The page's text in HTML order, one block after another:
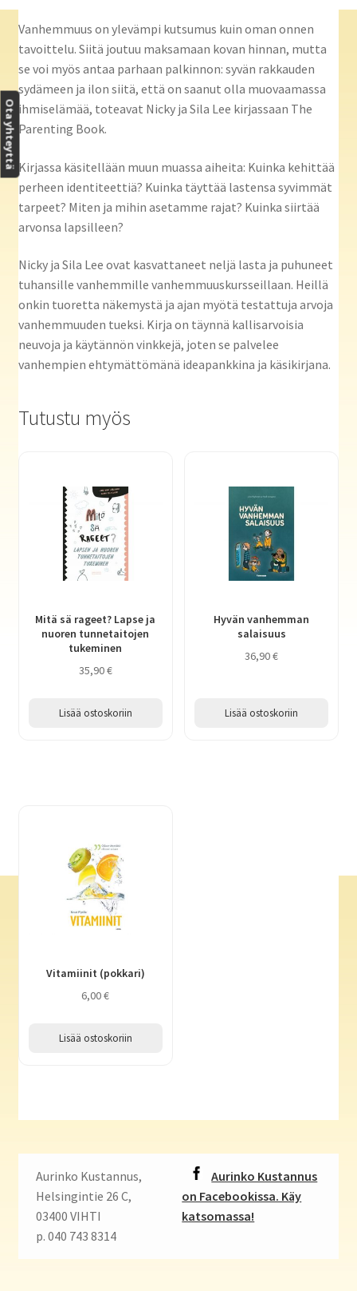
Vanhemmuus on ylevämpi kutsumus kuin oman onnen
tavoittelu. Siitä joutuu maksamaan kovan hinnan, mutta
se voi myös antaa parhaan palkinnon: syvän rakkauden
sydämeen ja ilon siitä, että on saanut olla muovaamassa
ihmiselämää, toteavat Nicky ja Sila Lee kirjassaan The
Parenting Book.
Kirjassa käsitellään muun muassa aiheita: Kuinka kehittää
perheen identiteettiä? Kuinka täyttää lastensa syvimmät
tarpeet? Miten ja mihin asetamme rajat? Kuinka siirtää
arvonsa lapsilleen?
Nicky ja Sila Lee ovat kasvattaneet neljä lasta ja puhuneet
tuhansille vanhemmille vanhemmuuskursseillaan. Heillä
onkin tuoretta näkemystä ja ajan myötä testattuja arvoja
vanhemmuuden tueksi. Kirja on täynnä kallisarvoisia
neuvoja ja käytännön vinkkejä, joten se palvelee
vanhempien ehtymättömänä ideapankkina ja käsikirjana.
Tutustu myös
Mitä sä rageet? Lapse ja
nuoren tunnetaitojen
tukeminen
35,90€
Lisää ostoskoriin
Hyvän vanhemman
salaisuus
36,90€
Lisää ostoskoriin
Vitamiinit (pokkari)
6,00€
Lisää ostoskoriin
Aurinko Kustannus,
Helsingintie 26 C,
03400 VIHTI
p. 040 743 8314
Aurinko Kustannus
on Facebookissa. Käy
katsomassa!
Ota yhteyttä